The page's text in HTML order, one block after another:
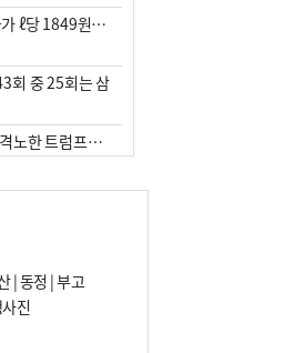
가 ℓ당 1849원…
회 중 25회는 삼
격노한 트럼프…
어”
출한 러시아 화
대 남성 2명
|동정 |부고
진